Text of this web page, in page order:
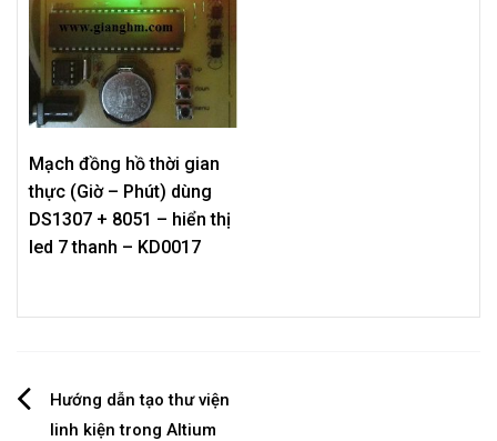
Mạch đồng hồ thời gian
thực (Giờ – Phút) dùng
DS1307 + 8051 – hiển thị
led 7 thanh – KD0017
PostHướng dẫn tạo thư viện
linh kiện trong Altium